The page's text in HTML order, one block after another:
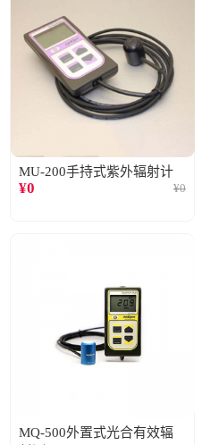
MU-200手持式紫外辐射计
¥0 ¥0
MQ-500外置式光合有效辐